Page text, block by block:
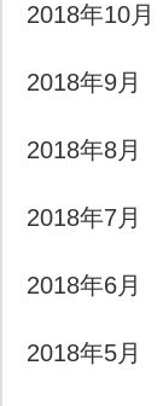
2018年10月
2018年9月
2018年8月
2018年7月
2018年6月
2018年5月